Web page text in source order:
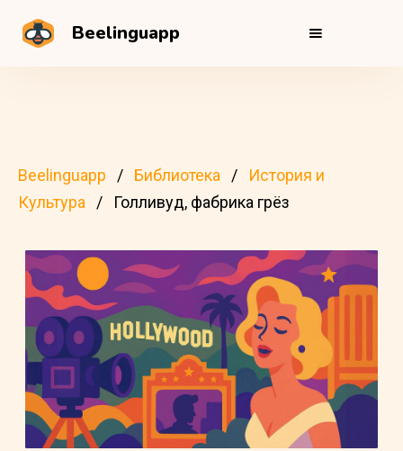
Beelinguapp
Beelinguapp Библиотека
История и
Культура
Голливуд, фабрика грёз